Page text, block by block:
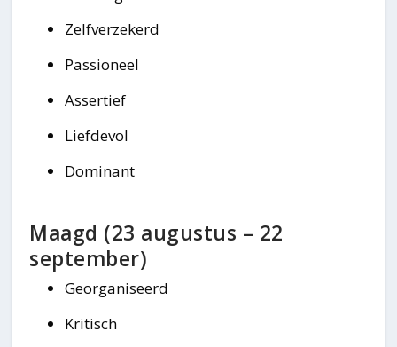
Zelfverzekerd
Passioneel
Assertief
Liefdevol
Dominant
Maagd (23 augustus – 22
september)
Georganiseerd
Kritisch